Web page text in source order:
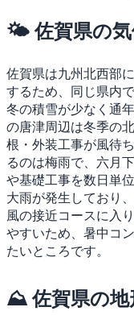
🌤 佐賀県の気
佐賀県は九州北西部
するため、同じ県内
冬の積雪が少なく通
の唐津周辺は冬季の
根・外装工事が風待
るのは梅雨で、六月
や基礎工事を数日単
大雨が発生しており
風の接近コースに入
やすいため、暑中コ
たいところです。
⛰ 佐賀県の地